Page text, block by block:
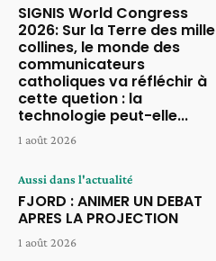
SIGNIS World Congress
2026: Sur la Terre des mille
collines, le monde des
communicateurs
catholiques va réfléchir à
cette quetion : la
technologie peut-elle...
1 août 2026
Aussi dans l'actualité
FJORD : ANIMER UN DEBAT
APRES LA PROJECTION
1 août 2026